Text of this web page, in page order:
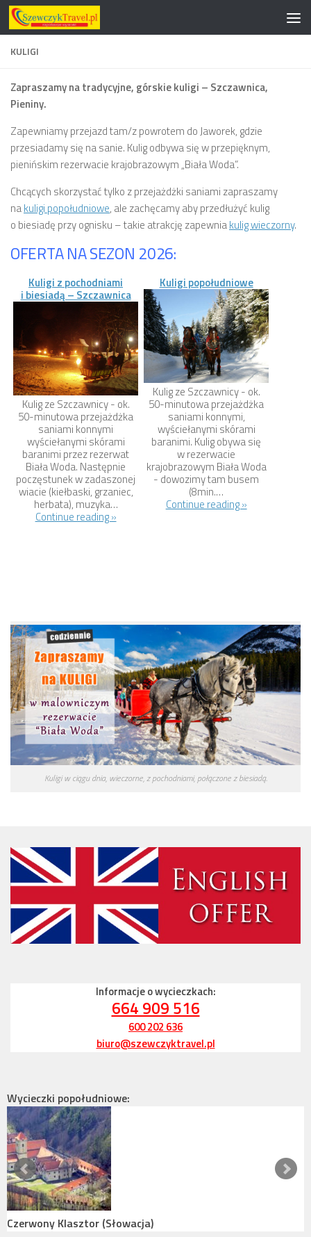
Przeskocz do treści
KULIGI
Zapraszamy na tradycyjne, górskie kuligi – Szczawnica,
Pieniny.
Zapewniamy przejazd tam/z powrotem do Jaworek, gdzie
przesiadamy się na sanie. Kulig odbywa się w przepięknym,
pienińskim rezerwacie krajobrazowym „Biała Woda”.
Chcących skorzystać tylko z przejażdżki saniami zapraszamy
nakuligi popołudniowe, ale zachęcamy aby przedłużyć kulig
o biesiadę przy ognisku – takie atrakcję zapewniakulig wieczorny.
OFERTA NA SEZON 2026:
Kuligi z pochodniami
i biesiadą – Szczawnica
Kulig ze Szczawnicy - ok.
50-minutowa przejażdżka
saniami konnymi
wyściełanymi skórami
baranimi przez rezerwat
Biała Woda. Następnie
poczęstunek w zadaszonej
wiacie (kiełbaski, grzaniec,
herbata), muzyka…
Continue reading »
Kuligi popołudniowe
Kulig ze Szczawnicy - ok.
50-minutowa przejażdżka
saniami konnymi,
wyściełanymi skórami
baranimi. Kulig obywa się
w rezerwacie
krajobrazowym Biała Woda
- dowozimy tam busem
(8min.…
Continue reading »
Kuligi w ciągu dnia, wieczorne, z pochodniami, połączone z biesiadą.
Informacje o wycieczkach:
664 909 516
600 202 636
biuro@szewczyktravel.pl
Wycieczki popołudniowe:
Czerwony Klasztor (Słowacja)